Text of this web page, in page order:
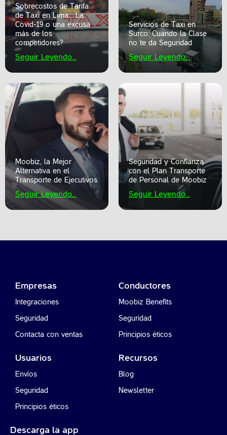
Sobrecostos de Tarifa
de Taxi en Lima: ¿La
Covid-19 o una excusa
más de los
competidores?
Seguir Leyendo...
Servicios de Taxi en
Surco: Cuando la Clase
no te da Seguridad
Seguir Leyendo...
Moobiz, la Mejor
Alternativa en el
Transporte de Ejecutivos
Seguir Leyendo...
Seguridad y Confianza
con el Plan Transporte
de Personal de Moobiz
Seguir Leyendo...
Empresas
Integraciones
Seguridad
Contacta con ventas
Conductores
Moobiz Benefits
Seguridad
Principios éticos
Usuarios
Envíos
Seguridad
Principios éticos
Recursos
Blog
Newsletter
Descarga la app